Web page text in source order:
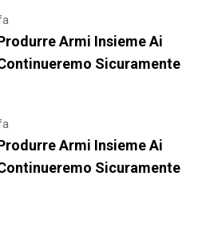
Armi Insieme Ai
Sicuramente
Armi Insieme Ai
Sicuramente